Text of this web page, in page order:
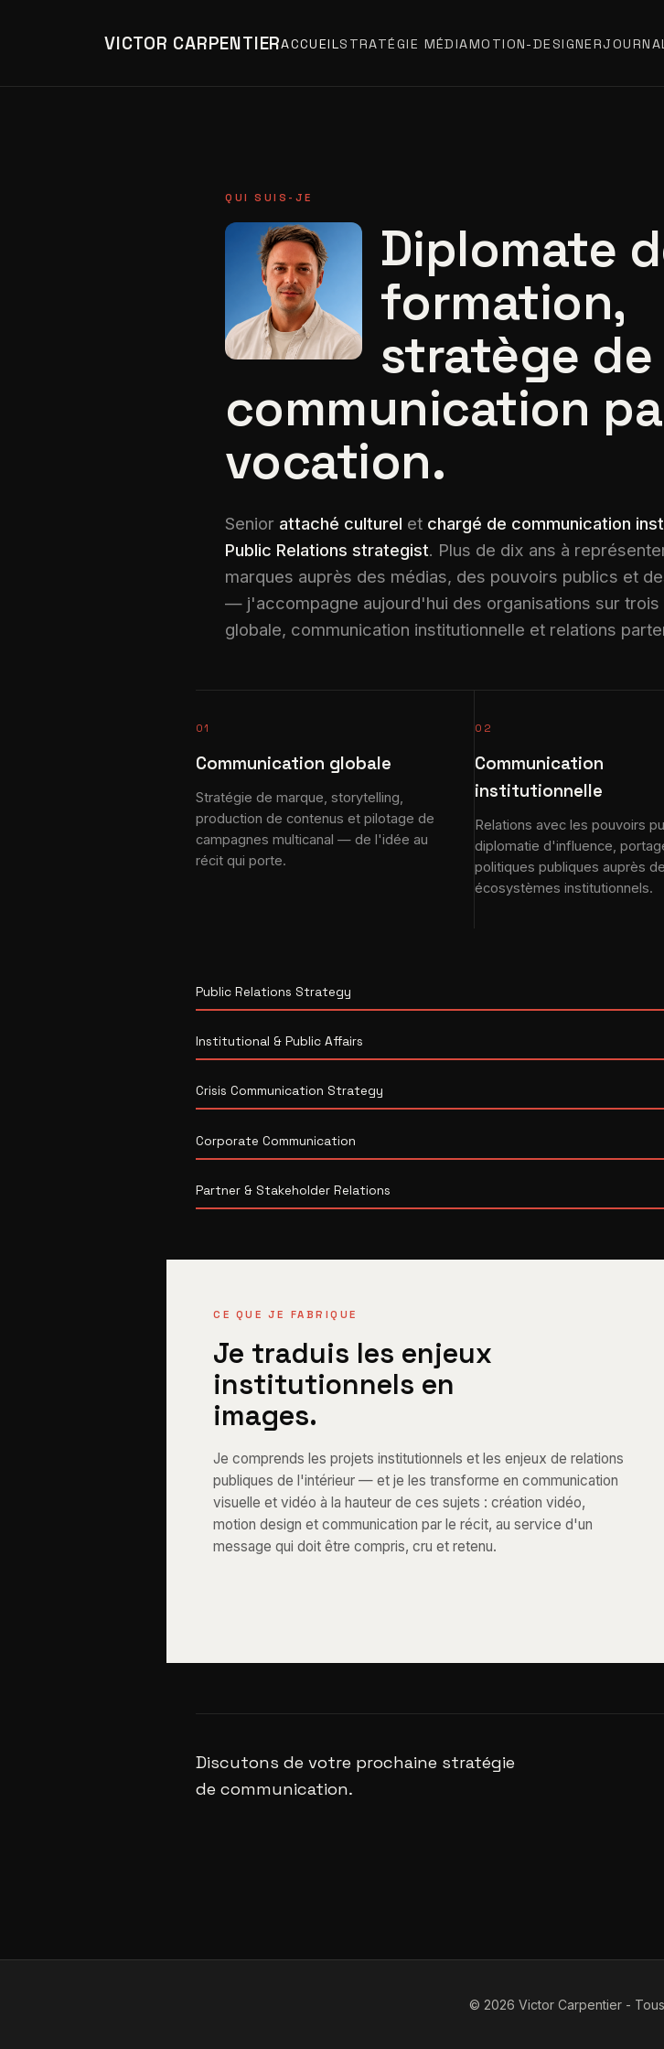
VICTOR CARPENTIERACCUEILSTRATÉGIE MÉDIAMOTION-DESIGNER
QUI SUIS-JE
Diplomate
formation,
stratège de
communication
vocation.
Senior attaché culturel et chargé de communication
Public Relations strategist. Plus de dix ans à
marques auprès des médias, des pouvoirs publics et
— j'accompagne aujourd'hui des organisations sur trois
globale, communication institutionnelle et relations
01
Communication globale
Stratégie de marque, storytelling,
production de contenus et pilotage de
campagnes multicanal — de l'idée au
récit qui porte.
02
Communication
institutionnelle
Relations avec les pouvoirs
diplomatie d'influence,
politiques publiques auprès
écosystèmes institutionnels.
Public Relations Strategy
Institutional & Public Affairs
Crisis Communication Strategy
Corporate Communication
Partner & Stakeholder Relations
CE QUE JE FABRIQUE
Je traduis les enjeux
institutionnels en
images.
Je comprends les projets institutionnels et les enjeux de relations
publiques de l'intérieur — et je les transforme en communication
visuelle et vidéo à la hauteur de ces sujets : création vidéo,
motion design et communication par le récit, au service d'un
message qui doit être compris, cru et retenu.
Discutons de votre prochaine stratégie
de communication.
© 2026 Victor Carpentier -